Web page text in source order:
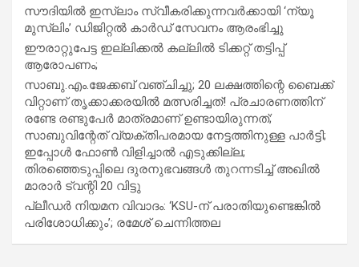
സൗദിയില്‍ ഇസ്‌ലാം സ്വീകരിക്കുന്നവര്‍ക്കായി ‘ന്യൂ
മുസ്ലിം’ ഡിജിറ്റല്‍ കാര്‍ഡ് സേവനം ആരംഭിച്ചു
ഈരാറ്റുപേട്ട ഇല്ലിക്കൽ കല്ലിൽ ടിക്കറ്റ് തട്ടിപ്പ്
ആരോപണം;
സാബു.എം.ജേക്കബ് വഞ്ചിച്ചു; 20 ലക്ഷത്തിന്റെ ബൈക്ക്
വിറ്റാണ് തൃക്കാക്കരയില്‍ മത്സരിച്ചത്! പ്രചാരണത്തിന്
രണ്ടേ രണ്ടുപേര്‍ മാത്രമാണ് ഉണ്ടായിരുന്നത്;
സാബുവിന്റേത് വ്യക്തിപരമായ നേട്ടത്തിനുള്ള പാര്‍ട്ടി;
ഇപ്പോള്‍ ഫോണ്‍ വിളിച്ചാല്‍ എടുക്കില്ല;
തിരഞ്ഞെടുപ്പിലെ ദുരനുഭവങ്ങള്‍ തുറന്നടിച്ച് അഖില്‍
മാരാര്‍ ട്വന്റി 20 വിട്ടു
പ്ലീഡർ നിയമന വിവാദം: ‘KSU-ന് പരാതിയുണ്ടെങ്കിൽ
പരിശോധിക്കും’; രമേശ് ചെന്നിത്തല